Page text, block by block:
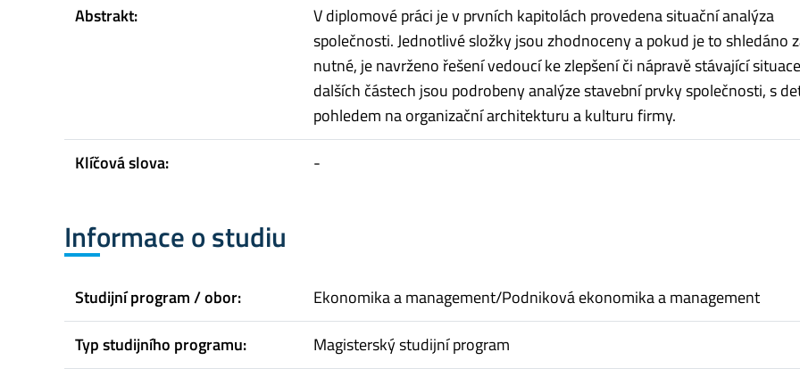
Abstrakt:
V diplomové práci je v prvních kapitolách provedena situační analýza
společnosti. Jednotlivé složky jsou zhodnoceny a pokud je to shledáno
nutné, je navrženo řešení vedoucí ke zlepšení či nápravě stávající
dalších částech jsou podrobeny analýze stavební prvky společnosti, s
pohledem na organizační architekturu a kulturu firmy.
Klíčová slova:
-
Informace o studiu
Studijní program / obor:
Ekonomika a management/Podniková ekonomika a management
Typ studijního programu:
Magisterský studijní program